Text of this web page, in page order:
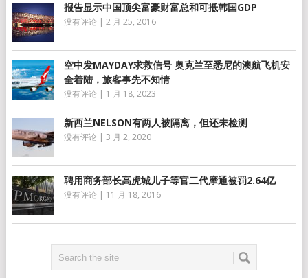
报告显示中国顶尖富豪财富总和可抵韩国GDP
没有评论 2 月 25, 2016
空中发MAYDAY求救信号 奥克兰至悉尼的澳航飞机安
全着陆，旅客事先不知情
没有评论 1 月 18, 2023
新西兰NELSON有两人被隔离，但还未检测
没有评论 3 月 2, 2020
聘用商务部长高虎城儿子等官二代摩通被罚2.64亿
没有评论 11 月 18, 2016